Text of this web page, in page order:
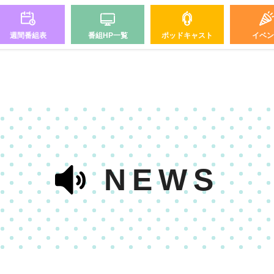
週間番組表 番組HP一覧 ポッドキャスト イベ
NEWS